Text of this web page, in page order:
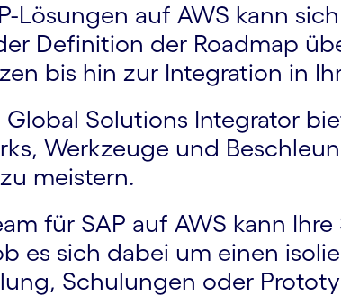
Lösungen auf AWS kann
Definition der Roadmap
bis hin zur Integration in
Global Solutions Integrator
Werkzeuge und
meistern.
für SAP auf AWS kann
es sich dabei um einen
Schulungen oder